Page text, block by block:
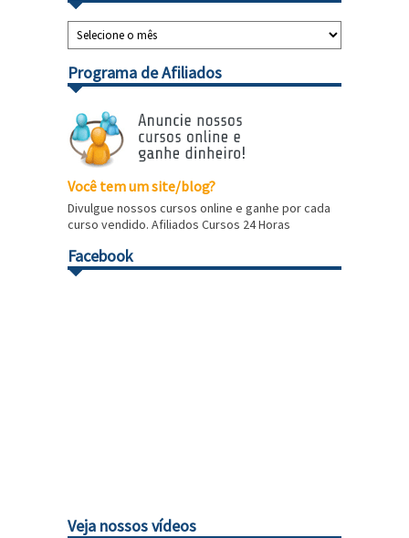
Programa de Afiliados
Você tem um site/blog?
Divulgue nossos cursos online e ganhe por cada
curso vendido. Afiliados Cursos 24 Horas
Facebook
Veja nossos vídeos